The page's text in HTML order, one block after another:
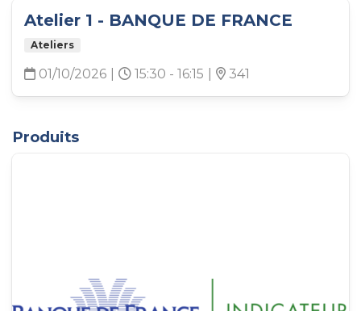
Atelier 1 - BANQUE DE FRANCE
Ateliers
01/10/2026 15:30 - 16:15 341
Produits